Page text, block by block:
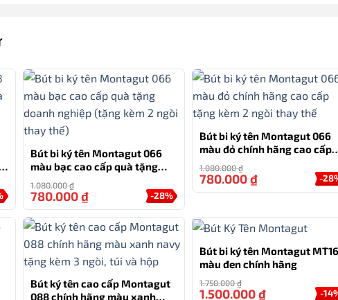
vật liệu cao cấp khác như gỗ quý, kim loại chất lượng cao hoặc
ăn mòn của Iridium, bút này dễ dàng bảo quản và duy trì.
bút bị ăn mòn theo thời gian.
Iridium thường được sử dụng cho cả ngòi bút bi và ngòi bút
phẩm phù hợp với nhu cầu viết của mình.
đi kèm với hộp đựng và túi hãng, tạo nên một trải nghiệm
sự sang trọng và đẳng cấp của bút bi Montagut MT085, phản
Bút bi ký tên Montagut 066
màu bạc cao cấp quà tặng
ngòi thay thế)
1.080.000₫
-28%
780.000₫
Bút bi ký tên Montagut 066
màu đỏ chính hãng cao cấp
1.080.000₫
-
780.000₫
Bút ký tên cao cấp Montagut
088 chính hãng màu xanh
Bút bi ký tên Montagut
màu đen chính hãng
1.750.000₫
-
1.500.000₫